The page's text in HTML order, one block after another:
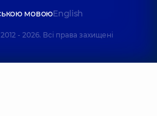
мовоюEnglish
- 2026. Всі права захищені